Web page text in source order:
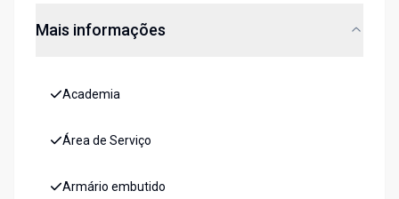
Mais informações
Academia
Área de Serviço
Armário embutido